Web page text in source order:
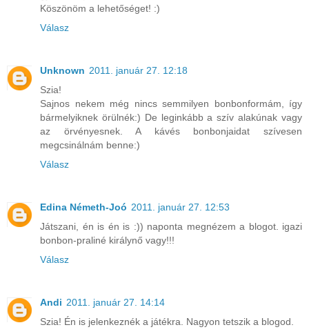
Köszönöm a lehetőséget! :)
Válasz
Unknown 2011. január 27. 12:18
Szia!
Sajnos nekem még nincs semmilyen bonbonformám, így
bármelyiknek örülnék:) De leginkább a szív alakúnak vagy
az örvényesnek. A kávés bonbonjaidat szívesen
megcsinálnám benne:)
Válasz
Edina Németh-Joó 2011. január 27. 12:53
Játszani, én is én is :)) naponta megnézem a blogot. igazi
bonbon-praliné királynő vagy!!!
Válasz
Andi 2011. január 27. 14:14
Szia! Én is jelenkeznék a játékra. Nagyon tetszik a blogod.